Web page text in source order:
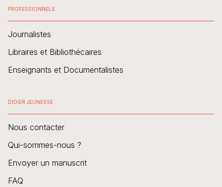
PROFESSIONNELS
Journalistes
Libraires et Bibliothécaires
Enseignants et Documentalistes
DIDIER JEUNESSE
Nous contacter
Qui-sommes-nous ?
Envoyer un manuscrit
FAQ